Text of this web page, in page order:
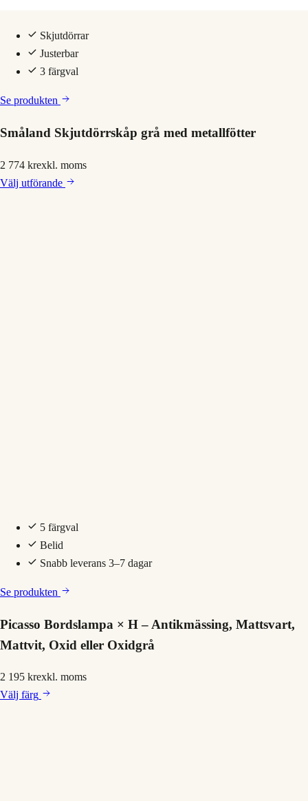
Skjutdörrar
Justerbar
3 färgval
Se produkten
Småland Skjutdörrskåp grå med metallfötter
2 774 krexkl. moms
Välj utförande
5 färgval
Belid
Snabb leverans 3–7 dagar
Se produkten
Picasso Bordslampa × H – Antikmässing, Mattsvart,
Mattvit, Oxid eller Oxidgrå
2 195 krexkl. moms
Välj färg